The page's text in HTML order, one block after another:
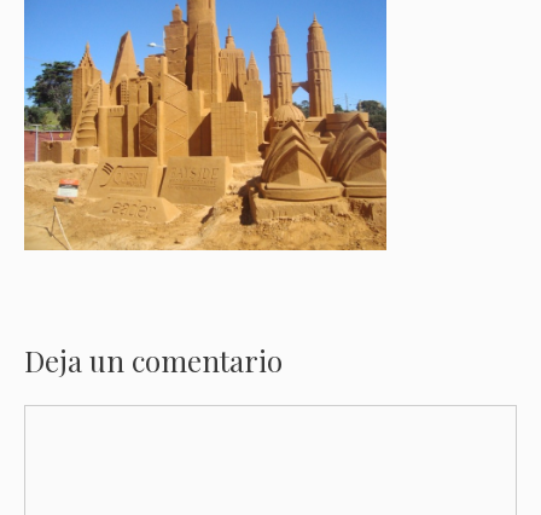
Deja un comentario